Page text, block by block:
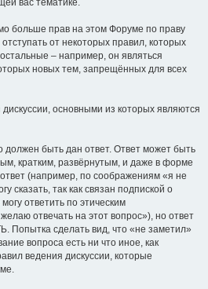
вас тематике.
больше прав на этом Форуме по праву
от некоторых правил, которых
– например, он являться
новых тем, запрещённых для всех
основными из которых являются
должен быть дан ответ. Ответ может быть
кратким, развёрнутым, и даже в форме
(например, по соображениям «я не
сказать, так как связан подпиской о
ответить по этическим
отвечать на этот вопрос»), но ответ
сделать вид, что «не заметил»
вопроса есть ни что иное, как
ведения дискуссии, которые